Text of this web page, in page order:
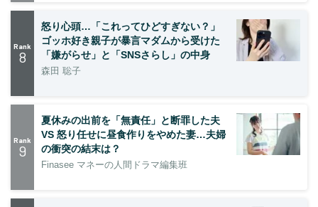
Rank
8
怒り心頭…「これってひどすぎない？」
ゴッホ好き親子が暴言マダムから受けた
「嫌がらせ」と「SNSさらし」の中身
森田 聡子
Rank
9
夏休みの出前を「無責任」と断罪した夫
VS 怒り任せに昼食作りをやめた妻…夫婦
の衝突の結末は？
Finasee マネーの人間ドラマ編集班